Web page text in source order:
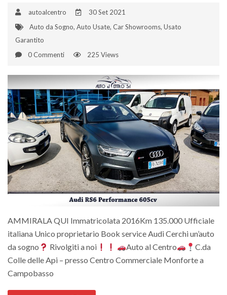
autoalcentro
30 Set 2021
Auto da Sogno, Auto Usate, Car Showrooms, Usato
Garantito
0 Commenti
225 Views
AMMIRALA QUI Immatricolata 2016Km 135.000 Ufficiale
italiana Unico proprietario Book service Audi Cerchi un’auto
da sogno
Rivolgiti a noi Auto al Centro
C.da
Colle delle Api – presso Centro Commerciale Monforte a
Campobasso